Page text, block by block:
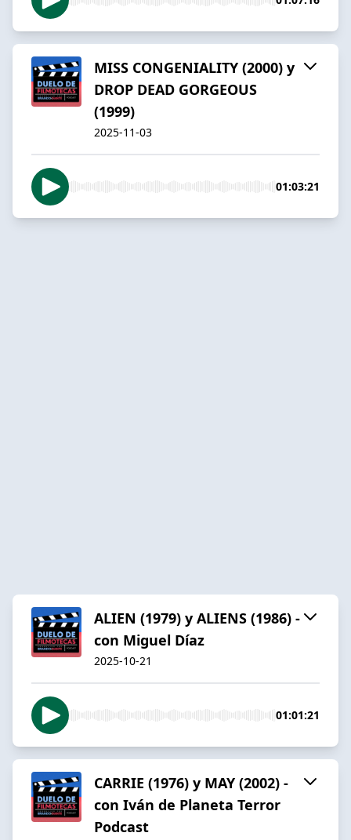
MISS CONGENIALITY (2000) y
DROP DEAD GORGEOUS
(1999)
2025-11-03
01:03:21
ALIEN (1979) y ALIENS (1986) -
con Miguel Díaz
2025-10-21
01:01:21
CARRIE (1976) y MAY (2002) -
con Iván de Planeta Terror
Podcast